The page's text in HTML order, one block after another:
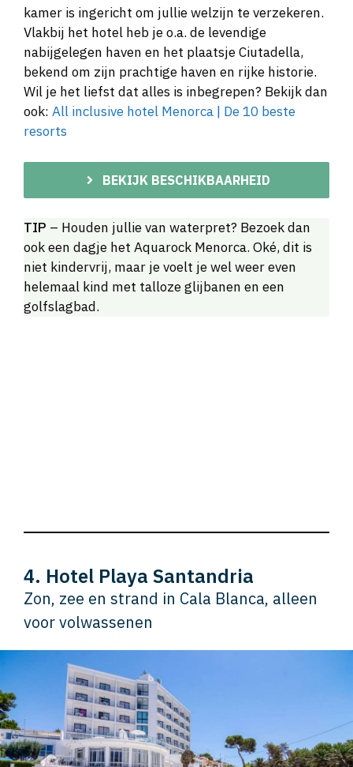
kamer is ingericht om jullie welzijn te verzekeren.
Vlakbij het hotel heb je o.a. de levendige
nabijgelegen haven en het plaatsje Ciutadella,
bekend om zijn prachtige haven en rijke historie.
Wil je het liefst dat alles is inbegrepen? Bekijk dan
ook: All inclusive hotel Menorca | De 10 beste
resorts
BEKIJK BESCHIKBAARHEID
TIP – Houden jullie van waterpret? Bezoek dan
ook een dagje het Aquarock Menorca. Oké, dit is
niet kindervrij, maar je voelt je wel weer even
helemaal kind met talloze glijbanen en een
golfslagbad.
4. Hotel Playa Santandria
Zon, zee en strand in Cala Blanca, alleen
voor volwassenen